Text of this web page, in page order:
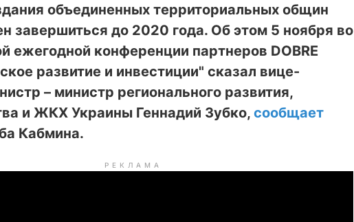
объединенных территориальных общин
завершиться до 2020 года. Об этом 5 ноября во
ежегодной конференции партнеров DOBRE
развитие и инвестиции" сказал вице-
– министр регионального развития,
и ЖКХ Украины Геннадий Зубко, сообщает
Кабмина.
РЕКЛАМА